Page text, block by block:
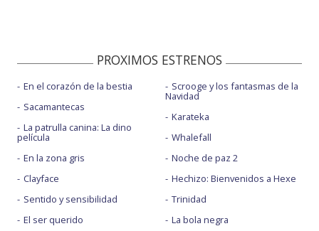
PROXIMOS ESTRENOS
En el corazón de la bestia
Sacamantecas
La patrulla canina: La dino
película
En la zona gris
Clayface
Sentido y sensibilidad
El ser querido
Scrooge y los fantasmas de la
Navidad
Karateka
Whalefall
Noche de paz 2
Hechizo: Bienvenidos a Hexe
Trinidad
La bola negra